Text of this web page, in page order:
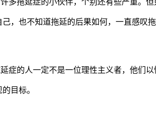
多拖延症的小伙伴，个别还有些严重。
，也不知道拖延的后果如何，一直感叹
症的人一定不是一位理性主义者，他们
目标。